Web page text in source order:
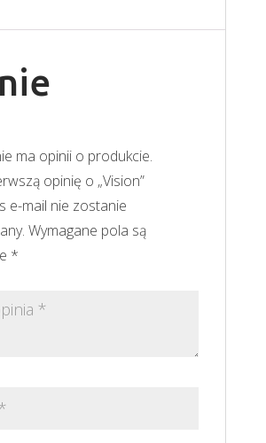
ma opinii o produkcie.
opinię o „Vision”
e-mail nie zostanie
Wymagane pola są
*